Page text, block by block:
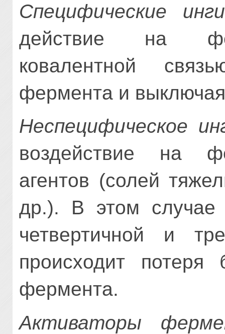
Специфические
действие на
ковалентной
фермента и
Неспецифическое
воздействие на
агентов (солей
др.). В этом случае
четвертичной и
происходит потеря
фермента.
Активаторы